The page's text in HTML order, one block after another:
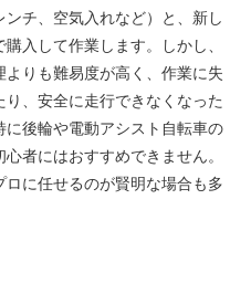
チ、空気入れなど）と、新し
入して作業します。しかし、
りも難易度が高く、作業に失
、安全に走行できなくなった
に後輪や電動アシスト自転車の
者にはおすすめできません。
に任せるのが賢明な場合も多